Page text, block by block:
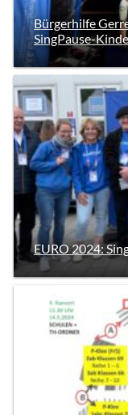
Bürgerhilfe
SingPause-
EURO 2024: